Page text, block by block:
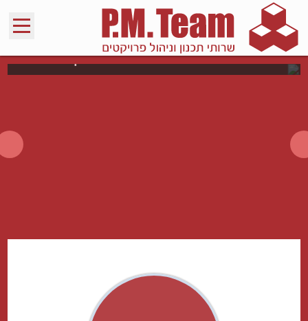
פיתוח מוצרי ניהול פרויקטים P.M. Team
Ltd – מומחים בניהול פרויקטים